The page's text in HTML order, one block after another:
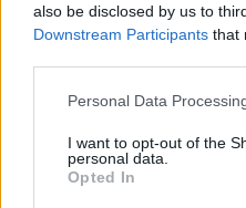
also be disclosed by us to
Downstream Participants that
Personal Data
I want to opt-out of the
personal data.
Opted In